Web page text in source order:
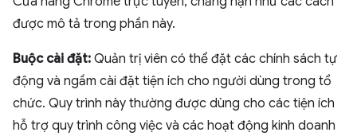
được mô tả trong phần này.
Buộc cài đặt: Quản trị viên có thể đặt các chính sách tự
động và ngầm cài đặt tiện ích cho người dùng trong tổ
chức. Quy trình này thường được dùng cho các tiện ích
hỗ trợ quy trình công việc và các hoạt động kinh doanh